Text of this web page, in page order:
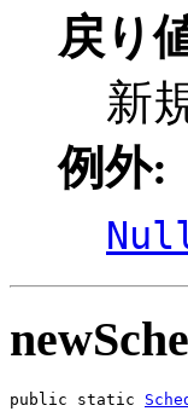
戻り
新
例外:
public static